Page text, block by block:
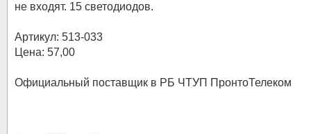
не входят. 15 светодиодов.
Артикул: 513-033
Цена: 57,00
Официальный поставщик в РБ ЧТУП ПронтоТелеком